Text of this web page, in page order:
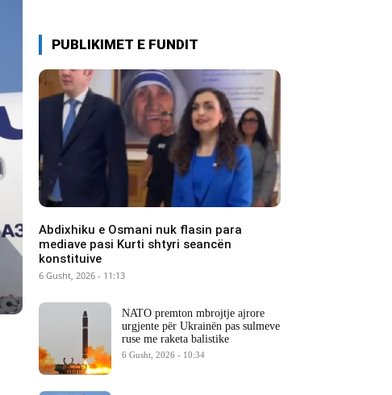
PUBLIKIMET E FUNDIT
Abdixhiku e Osmani nuk flasin para
mediave pasi Kurti shtyri seancën
konstituive
6 Gusht, 2026 - 11:13
NATO premton mbrojtje ajrore
urgjente për Ukrainën pas sulmeve
ruse me raketa balistike
6 Gusht, 2026 - 10:34